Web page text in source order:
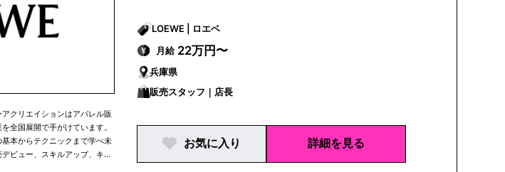
クリエイションはアパレル販
全国展開で手がけています。
本からテクニックまで学べ未
ビュー、スキルアップ、キャ
LOEWE | ロエベ
月給 22万円〜
兵庫県
販売スタッフ｜店長
お気に入り 詳細を見る